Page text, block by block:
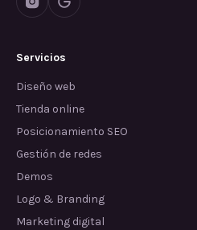
Servicios
Diseño web
Tienda online
Posicionamiento SEO
Gestión de redes
Demos
Logo & Branding
Marketing digital